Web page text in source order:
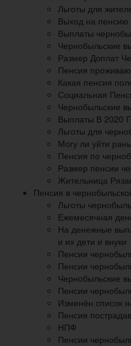
Льготы для
Выход на пенсию
Выплаты
Чернобыльские
Размер Доплат
Пенсия
Какая пенсия
Социальная
Чернобыльские
Выплаты В 2020
Льготы для
Могу ли уйти
Пенсия по
Размер пенсии
Жительница
Пенсия в
Льготы
Ежемесячная
На денежные
и их дети и внуки
Пенсии
Пенсии
Чернобыльские
Пенсии
Изменён список
Пенсия
НПФ
Пенсии